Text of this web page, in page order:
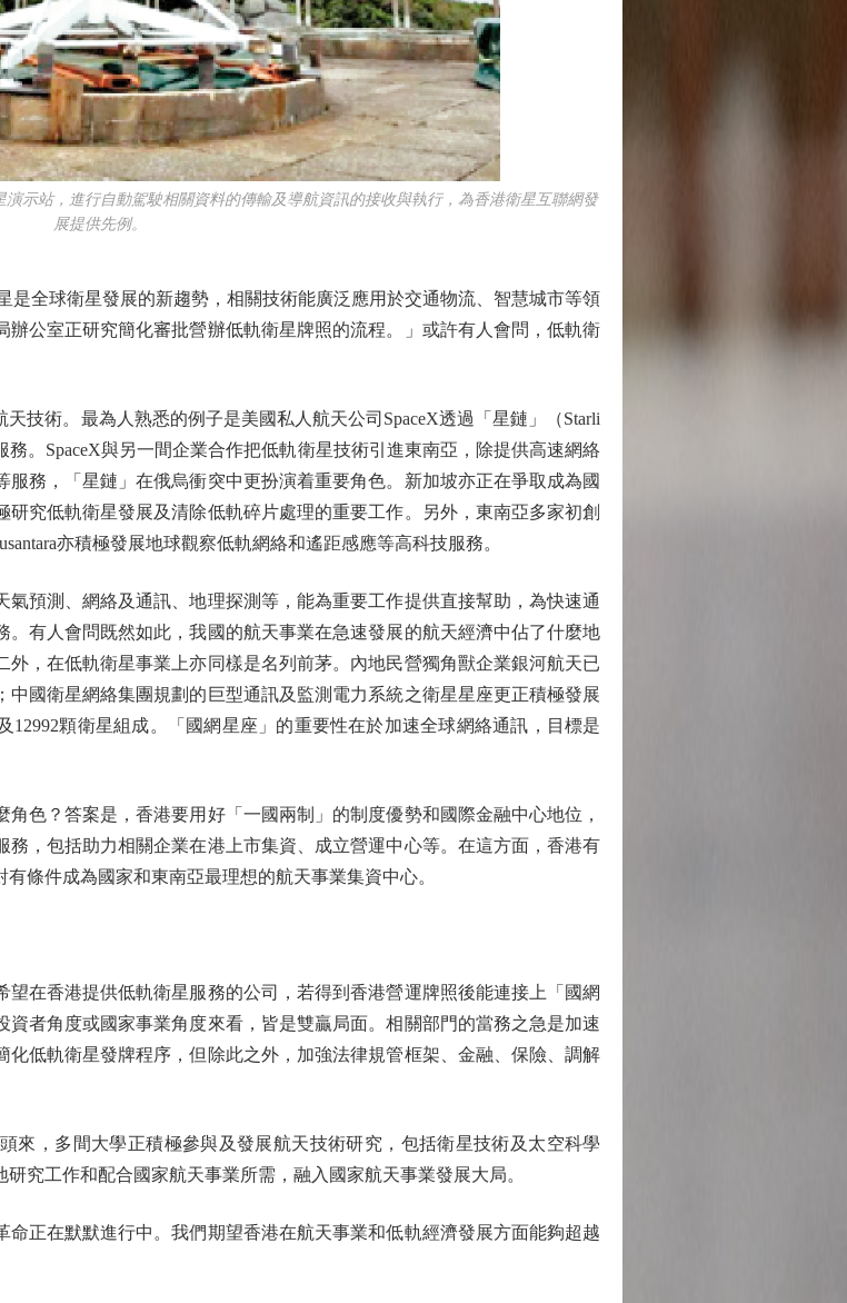
站，進行自動駕駛相關資料的傳輸及導航資訊的接收與執行，為香港衛星互聯網發
展提供先例。
全球衛星發展的新趨勢，相關技術能廣泛應用於交通物流、智慧城市等領
公室正研究簡化審批營辦低軌衛星牌照的流程。」或許有人會問，低軌衛
術。最為人熟悉的例子是美國私人航天公司SpaceX透過「星鏈」（Starli
。SpaceX與另一間企業合作把低軌衛星技術引進東南亞，除提供高速網絡
務，「星鏈」在俄烏衝突中更扮演着重要角色。新加坡亦正在爭取成為國
究低軌衛星發展及清除低軌碎片處理的重要工作。另外，東南亞多家初創
亦積極發展地球觀察低軌網絡和遙距感應等高科技服務。
測、網絡及通訊、地理探測等，能為重要工作提供直接幫助，為快速通
有人會問既然如此，我國的航天事業在急速發展的航天經濟中佔了什麼地
，在低軌衛星事業上亦同樣是名列前茅。內地民營獨角獸企業銀河航天已
國衛星網絡集團規劃的巨型通訊及監測電力系統之衛星星座更正積極發展
12992顆衛星組成。「國網星座」的重要性在於加速全球網絡通訊，目標是
？答案是，香港要用好「一國兩制」的制度優勢和國際金融中心地位，
，包括助力相關企業在港上市集資、成立營運中心等。在這方面，香港有
條件成為國家和東南亞最理想的航天事業集資中心。
香港提供低軌衛星服務的公司，若得到香港營運牌照後能連接上「國網
者角度或國家事業角度來看，皆是雙贏局面。相關部門的當務之急是加速
低軌衛星發牌程序，但除此之外，加強法律規管框架、金融、保險、調解
，多間大學正積極參與及發展航天技術研究，包括衛星技術及太空科學
究工作和配合國家航天事業所需，融入國家航天事業發展大局。
在默默進行中。我們期望香港在航天事業和低軌經濟發展方面能夠超越